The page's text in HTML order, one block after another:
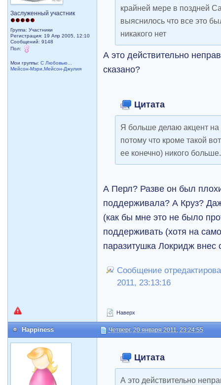
Заслуженный участник
Группа: Участники
Регистрация: 19 Апр 2005, 12:10
Сообщений: 9148
Пол:
Мои группы:С Любовью...
Мейсон-Мэри,Мейсон-Джулия
крайней мере в поздней
выяснилось что все это
никакого нет
А это действительно
сказано?
Цитата
Я больше делаю акцент
потому что кроме такой
ее конечно) никого больше.
А Перл? Разве он был
поддерживала? А Круз?
(как бы мне это не было
поддерживать (хотя на
паразитушка Локридж
Сообщение
2011, 23:13:16
Наверх
Happiness Четверг, 20 января 2011, 23:24:55
Цитата
А это действительно